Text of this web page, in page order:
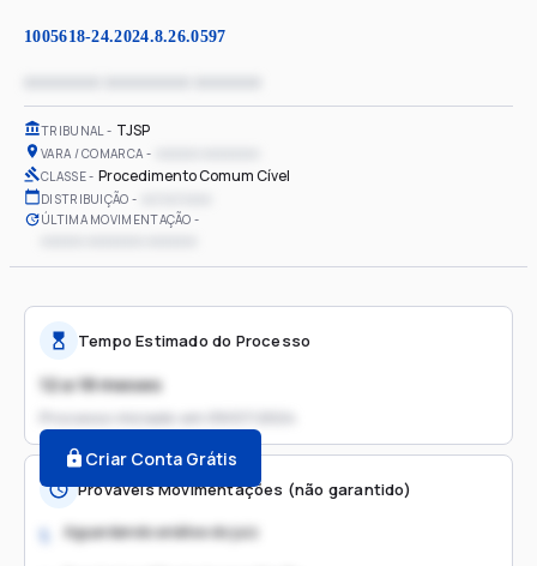
1005618-24.2024.8.26.0597
TRIBUNAL TJSP
VARA / COMARCA
CLASSE Procedimento Comum Cível
DISTRIBUIÇÃO
ÚLTIMA MOVIMENTAÇÃO
Tempo Estimado do Processo
12 a 18 meses
Processo iniciado em
Criar Conta Grátis
Prováveis Movimentações (não garantido)
1. Aguardando análise do juiz